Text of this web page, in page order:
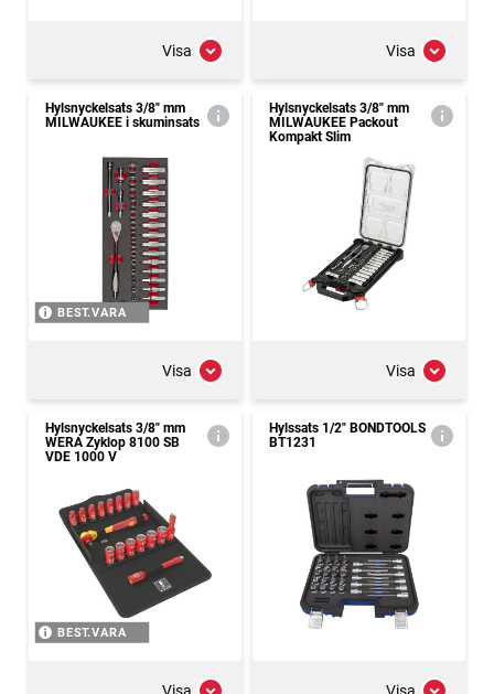
Visa Visa
Hylsnyckelsats 3/8" mm
MILWAUKEE i skuminsats
BEST.VARA
Visa
Hylsnyckelsats 3/8" mm
MILWAUKEE Packout
Kompakt Slim
Visa
Hylsnyckelsats 3/8" mm
WERA Zyklop 8100 SB
VDE 1000 V
BEST.VARA
Visa
Hylssats 1/2" BONDTOOLS
BT1231
Visa